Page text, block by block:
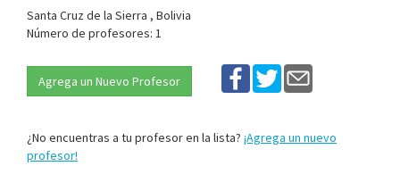
Santa Cruz de la Sierra , Bolivia
Número de profesores: 1
Agrega un Nuevo Profesor
¿No encuentras a tu profesor en la lista? ¡Agrega un nuevo
profesor!